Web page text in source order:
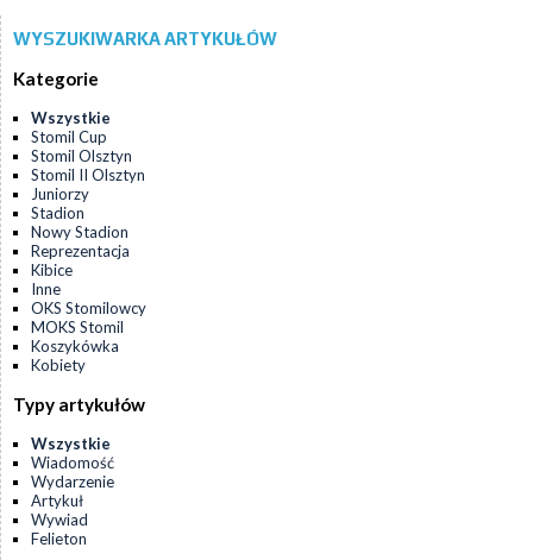
WYSZUKIWARKA ARTYKUŁÓW
Kategorie
Wszystkie
Stomil Cup
Stomil Olsztyn
Stomil II Olsztyn
Juniorzy
Stadion
Nowy Stadion
Reprezentacja
Kibice
Inne
OKS Stomilowcy
MOKS Stomil
Koszykówka
Kobiety
Typy artykułów
Wszystkie
Wiadomość
Wydarzenie
Artykuł
Wywiad
Felieton